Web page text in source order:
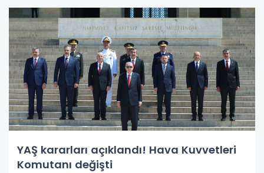
YAŞ kararları açıklandı! Hava Kuvvetleri
Komutanı değişti